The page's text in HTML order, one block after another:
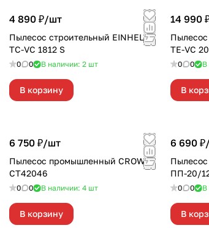
4 890 ₽/шт
Пылесос строительный EINHELL
TC-VC 1812 S
0 0 В наличии: 2 шт
В корзину
14 990
Пылесос
TE-VC
0 0 В
В
6 750 ₽/шт
Пылесос промышленный CROWN
CT42046
0 0 В наличии: 4 шт
В корзину
6 690 ₽/
Пылесос
ПП-20/
0 0 В
В